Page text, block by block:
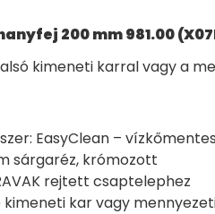
200 mm 981.00
kimeneti karral vagy a
EasyClean –
sárgaréz, krómozott
rejtett csaptelephez
kar vagy